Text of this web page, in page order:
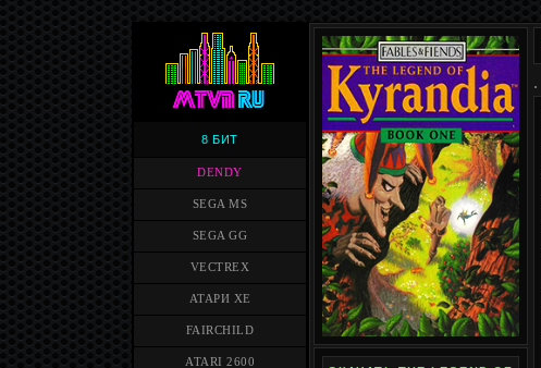
8 БИТ
DENDY
SEGA MS
SEGA GG
VECTREX
АТАРИ XE
FAIRCHILD
ATARI 2600
.